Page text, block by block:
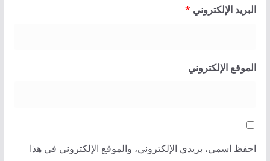
البريد الإلكتروني *
الموقع الإلكتروني
احفظ اسمي، بريدي الإلكتروني، والموقع الإلكتروني في هذا